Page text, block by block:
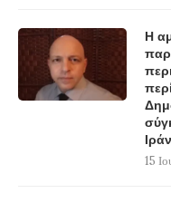
Η
Ιράν
15